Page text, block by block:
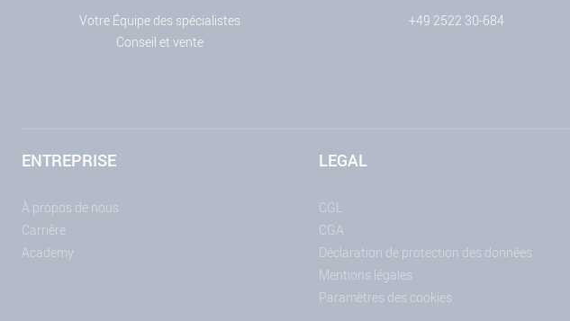
Votre Équipe des spécialistes
Conseil et vente
+49 2522 30-684
ENTREPRISE
À propos de nous
Carrière
Academy
LEGAL
CGL
CGA
Déclaration de protection des données
Mentions légales
Paramètres des cookies